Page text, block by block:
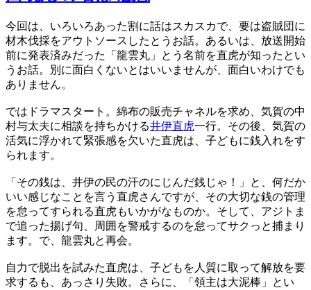
今回は、いろいろあった割に話はスカスカで、要は盗賊団に
材木伐採をアウトソースしたとうお話。あるいは、放送開始
前に発表済みだった「龍雲丸」とう名前を直虎が知ったとい
うお話。別に面白くないとはいいませんが、面白いわけでも
ありません。
ではドラマスタート。綿布の販売チャネルを求め、気賀の中
村与太夫に相談を持ちかける井伊直虎一行。その後、気賀の
活気に浮かれて緊張感を欠いた直虎は、子どもに銭入れをす
られます。
「その銭は、井伊の民の汗のにじんだ銭じゃ！」と、何だか
いい感じなことを言う直虎さんですが、その大切な銭の管理
を怠ってすられる直虎もいかがなものか。そして、アジトま
で追った揚げ句、周囲を警戒するのを怠ってサクっと捕まり
ます。で、龍雲丸と再会。
自力で脱出を試みた直虎は、子どもを人質に取って解放を要
求するも、あっさり失敗。さらに、「領主は大泥棒」とい